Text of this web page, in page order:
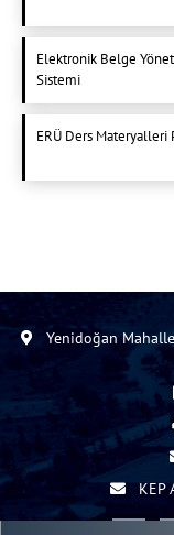
Elektronik Belge
Sistemi
ERÜ Ders Materyalleri
Yenidoğan
KEP